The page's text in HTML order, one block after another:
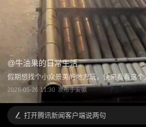
@牛油果的日常生活
假期想找个小众景美的地方玩，快来看看这
2026-05-26 11:30 发布于安徽
打开腾讯新闻客户端说两句